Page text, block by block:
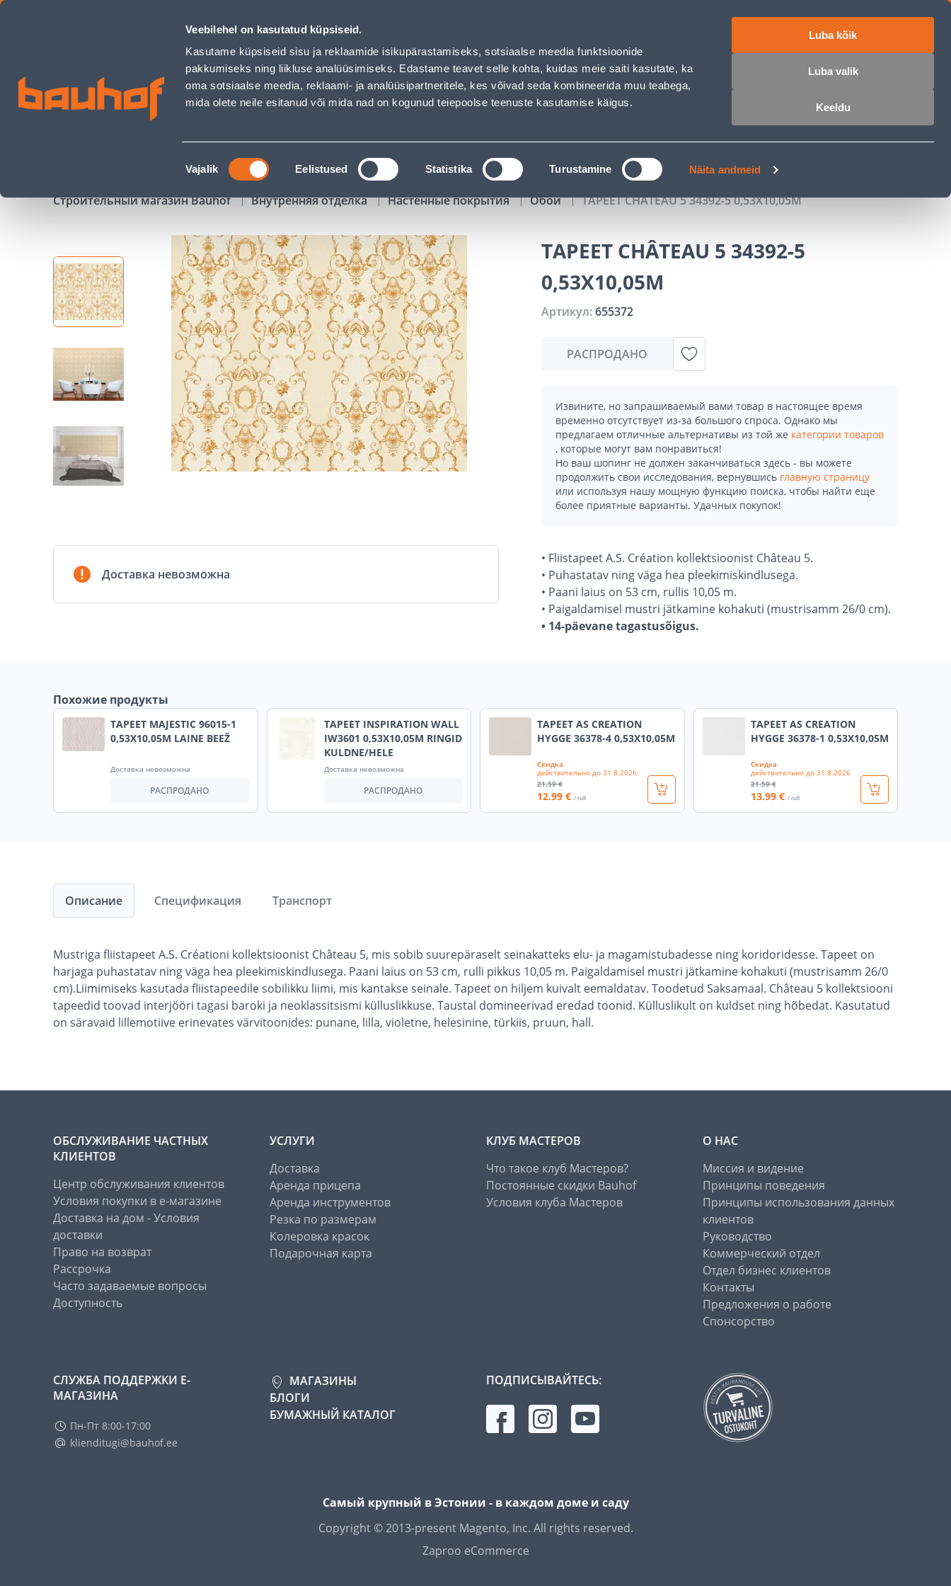
Veebilehel on kasutatud küpsiseid.
Kasutame küpsiseid sisu ja reklaamide isikupärastamiseks, sotsiaalse meedia funktsioonide
pakkumiseks ning liikluse analüüsimiseks. Edastame teavet selle kohta, kuidas meie saiti kasutate, ka
oma sotsiaalse meedia, reklaami- ja analüüsipartneritele, kes võivad seda kombineerida muu teabega,
mida olete neile esitanud või mida nad on kogunud teiepoolse teenuste kasutamise käigus.
Nõusoleku
valik
Vajalik Eelistused Statistika Turustamine Näita andmeid
Luba kõik
Luba valik
Keeldu
TAPEET CHÂTEAU 5 34392-5 0,53X10,05M - Bauhof has loaded
Обслуживание бизнес-клиентов Обслуживание частных клиентов Услуги Предложения о работе
ПОИСК
АКЦИИ КАТАЛОГИ АРЕНДА ИНСТРУМЕНТОВ РАССРОЧКА
Строительный магазин Bauhof Внутренняя отделка Настенные покрытия Обои TAPEET CHÂTEAU 5 34392-5 0,53X10,05M
Доставка невозможна
TAPEET CHÂTEAU 5 34392-5
0,53X10,05M
Артикул:655372
РАСПРОДАНО
Извините, но запрашиваемый вами товар в настоящее время
временно отсутствует из-за большого спроса. Однако мы
предлагаем отличные альтернативы из той же категории товаров
, которые могут вам понравиться!
Но ваш шопинг не должен заканчиваться здесь - вы можете
продолжить свои исследования, вернувшись главную страницу
или используя нашу мощную функцию поиска, чтобы найти еще
более приятные варианты. Удачных покупок!
• Fliistapeet A.S. Création kollektsioonist Château 5.
• Puhastatav ning väga hea pleekimiskindlusega.
• Paani laius on 53 cm, rullis 10,05 m.
• Paigaldamisel mustri jätkamine kohakuti (mustrisamm 26/0 cm).
• 14-päevane tagastusõigus.
Похожие продукты
TAPEET MAJESTIC 96015-1
0,53X10,05M LAINE BEEŽ
Доставка невозможна
РАСПРОДАНО
TAPEET INSPIRATION WALL
IW3601 0,53X10,05M RINGID
KULDNE/HELE
Доставка невозможна
РАСПРОДАНО
TAPEET AS CREATION
HYGGE 36378-4 0,53X10,05M
Скидка
действительно до 31.8.2026
21.59 €
12.99 € / rull
TAPEET AS CREATION
HYGGE 36378-1 0,53X10,05M
Скидка
действительно до 31.8.2026
21.59 €
13.99 € / rull
Описание
Mustriga fliistapeet A.S. Créationi kollektsioonist Château 5, mis sobib suurepäraselt seinakatteks elu- ja magamistubadesse ning koridoridesse. Tapeet on
harjaga puhastatav ning väga hea pleekimiskindlusega. Paani laius on 53 cm, rulli pikkus 10,05 m. Paigaldamisel mustri jätkamine kohakuti (mustrisamm 26/0
cm).Liimimiseks kasutada fliistapeedile sobilikku liimi, mis kantakse seinale. Tapeet on hiljem kuivalt eemaldatav. Toodetud Saksamaal. Château 5 kollektsiooni
tapeedid toovad interjööri tagasi baroki ja neoklassitsismi külluslikkuse. Taustal domineerivad eredad toonid. Külluslikult on kuldset ning hõbedat. Kasutatud
on säravaid lillemotiive erinevates värvitoonides: punane, lilla, violetne, helesinine, türkiis, pruun, hall.
Спецификация Транспорт
ОБСЛУЖИВАНИЕ ЧАСТНЫХ
КЛИЕНТОВ
Центр обслуживания клиентов
Условия покупки в е-магазине
Доставка на дом - Условия
доставки
Право на возврат
Рассрочка
Часто задаваемые вопросы
Доступность
УСЛУГИ
Доставка
Аренда прицепа
Аренда инструментов
Резка по размерам
Колеровка красок
Подарочная карта
КЛУБ МАСТЕРОВ
Что такое клуб Мастеров?
Постоянные скидки Bauhof
Условия клуба Мастеров
О НАС
Миссия и видение
Принципы поведения
Принципы использования данных
клиентов
Руководство
Коммерческий отдел
Отдел бизнес клиентов
Контакты
Предложения о работе
Спонсорство
СЛУЖБА ПОДДЕРЖКИ Е-
МАГАЗИНА
Пн-Пт 8:00-17:00
klienditugi@bauhof.ee
МАГАЗИНЫ
БЛОГИ
БУМАЖНЫЙ КАТАЛОГ
ПОДПИСЫВАЙТЕСЬ:
Самый крупный в Эстонии - в каждом доме и саду
Copyright © 2013-present Magento, Inc. All rights reserved.
Zaproo eCommerce